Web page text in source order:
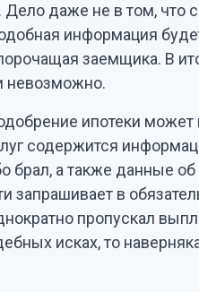
даже не в том, что
информация
заемщика. В
невозможно.
ипотеки может
содержится
брал, а также данные
запрашивает в
пропускал
исках, то